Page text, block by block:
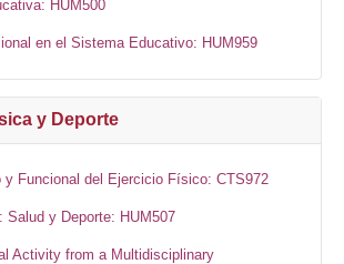
HUM500
en el Sistema Educativo: HUM959
y Deporte
y Funcional del Ejercicio Físico: CTS972
Salud y Deporte: HUM507
Activity from a Multidisciplinary